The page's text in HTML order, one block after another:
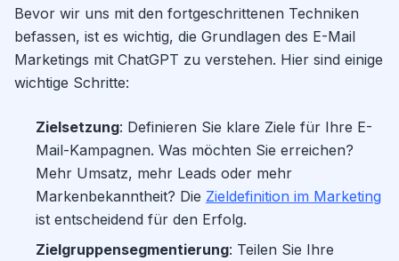
Bevor wir uns mit den fortgeschrittenen Techniken
befassen, ist es wichtig, die Grundlagen des E-Mail
Marketings mit ChatGPT zu verstehen. Hier sind einige
wichtige Schritte:
Zielsetzung: Definieren Sie klare Ziele für Ihre E-
Mail-Kampagnen. Was möchten Sie erreichen?
Mehr Umsatz, mehr Leads oder mehr
Markenbekanntheit? Die Zieldefinition im Marketing
ist entscheidend für den Erfolg.
Zielgruppensegmentierung: Teilen Sie Ihre